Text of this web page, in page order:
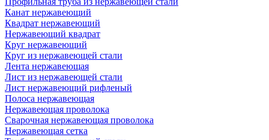
Канат нержавеющий
Квадрат нержавеющий
Нержавеющий квадрат
Круг нержавеющий
Круг из нержавеющей стали
Лента нержавеющая
Лист из нержавеющей стали
Лист нержавеющий рифленый
Полоса нержавеющая
Нержавеющая проволока
Сварочная нержавеющая проволока
Нержавеющая сетка